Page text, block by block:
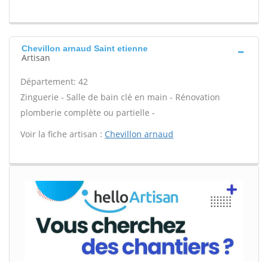
Chevillon arnaud Saint etienne
Artisan
Département: 42
Zinguerie - Salle de bain clé en main - Rénovation
plomberie complète ou partielle -
Voir la fiche artisan : Chevillon arnaud